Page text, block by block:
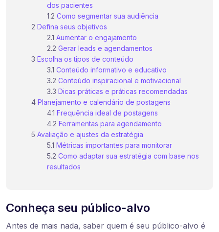
dos pacientes
Como segmentar sua audiência
Defina seus objetivos
Aumentar o engajamento
Gerar leads e agendamentos
Escolha os tipos de conteúdo
Conteúdo informativo e educativo
Conteúdo inspiracional e motivacional
Dicas práticas e práticas recomendadas
Planejamento e calendário de postagens
Frequência ideal de postagens
Ferramentas para agendamento
Avaliação e ajustes da estratégia
Métricas importantes para monitorar
Como adaptar sua estratégia com base nos
resultados
Conheça seu público-alvo
Antes de mais nada, saber quem é seu público-alvo é